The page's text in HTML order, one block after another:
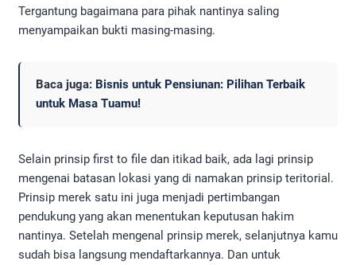
Tergantung bagaimana para pihak nantinya saling
menyampaikan bukti masing-masing.
Baca juga: Bisnis untuk Pensiunan: Pilihan Terbaik
untuk Masa Tuamu!
Selain prinsip first to file dan itikad baik, ada lagi prinsip
mengenai batasan lokasi yang di namakan prinsip teritorial.
Prinsip merek satu ini juga menjadi pertimbangan
pendukung yang akan menentukan keputusan hakim
nantinya. Setelah mengenal prinsip merek, selanjutnya kamu
sudah bisa langsung mendaftarkannya. Dan untuk